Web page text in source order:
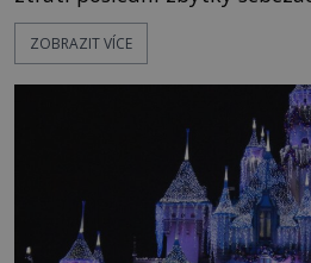
po silnicích ve svém
řetězu. Vše vyvrcholí
následně nalezne schovaný
momentem se slavnému
ZOBRAZIT VÍCE